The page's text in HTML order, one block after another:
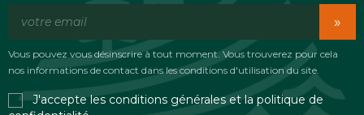
»
Vous pouvez vous désinscrire à tout moment. Vous trouverez pour cela
nos informations de contact dans les conditions d'utilisation du site.
J'accepte les conditions générales et la politique de